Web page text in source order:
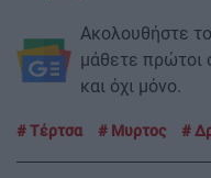
Ακολουθήστε
μάθετε πρώτοι
και όχι μόνο.
Τέρτσα Μυρτος